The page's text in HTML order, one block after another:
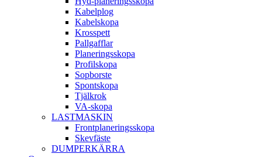
Kabel­plog
Kabel­skopa
Kros­spett
Pallgafflar
Planerings­skopa
Profil­skopa
Sop­borste
Spont­skopa
Tjäl­krok
VA­-skopa
LAST­MASKIN
Front­planerings­skopa
Skev­fäste
DUMPER­KÄRRA